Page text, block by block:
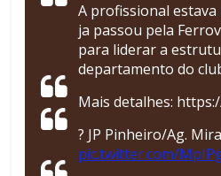
A profissional
ja passou pela
para liderar a
departamento do
Mais detalhes:
? JP Pinheiro/Ag.
pic.twitter.com/